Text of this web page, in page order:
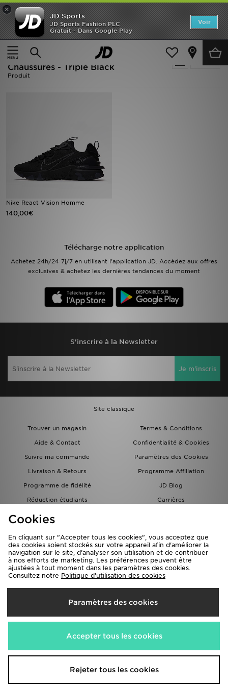
×
JD Sports
JD Sports Fashion PLC
Gratuit - Dans Google Play
Voir
Accueil
Homme
Homme - Noir Nike React Vision -
Chaussures - Triple Black
Produit
Nike React Vision Homme
140,00€
Télécharge notre application
Achetez 24h/24 7j/7 en utilisant l'application JD. Accèdez aux offres
exclusives & achetez les dernières tendances du moment
S'inscrire à la Newsletter
Je m'inscris
Site classique
Trouver un magasin
Termes & Conditions
Aide & Contact
Confidentialité & Cookies
Suivre ma commande
Paramètres des Cookies
Livraison & Retours
Programme Affiliation
Programme de fidélité
JD Blog
Réduction étudiants
Carrières
Carte Cadeau
Livraison Vers
France
Nous acceptons les méthodes de paiement suivantes
Visitez notre site corporate www.jdplc.com
Accueil
Nouveautés
Homme
Marques
Football
Sports
Suivre Ma Commande
Service client
Nos Magasins
Télécharge l'Appli
Cookies
En cliquant sur "Accepter tous les cookies", vous acceptez que
des cookies soient stockés sur votre appareil afin d'améliorer la
navigation sur le site, d'analyser son utilisation et de contribuer
à nos efforts de marketing. Les préférences peuvent être
ajustées à tout moment dans les paramètres des cookies.
Consultez notre Politique d'utilisation des cookies
Paramètres des cookies
Accepter tous les cookies
Rejeter tous les cookies